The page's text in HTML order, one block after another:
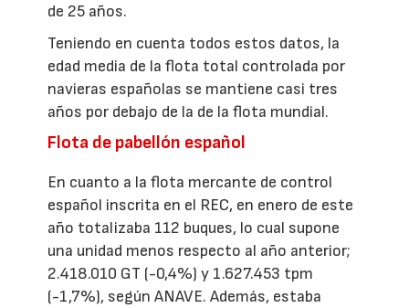
de 25 años.
Teniendo en cuenta todos estos datos, la
edad media de la flota total controlada por
navieras españolas se mantiene casi tres
años por debajo de la de la flota mundial.
Flota de pabellón español
En cuanto a la flota mercante de control
español inscrita en el REC, en enero de este
año totalizaba 112 buques, lo cual supone
una unidad menos respecto al año anterior;
2.418.010 GT (-0,4%) y 1.627.453 tpm
(-1,7%), según ANAVE. Además, estaba